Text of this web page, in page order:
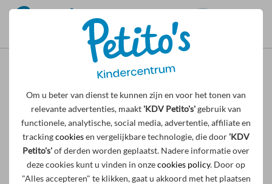
Om u beter van dienst te kunnen zijn en voor het tonen van
relevante advertenties, maakt 'KDV Petito's'gebruik van
functionele, analytische, social media, advertentie, affiliate en
trackingcookiesen vergelijkbare technologie, die door 'KDV
Petito's'of derden worden geplaatst. Nadere informatie over
deze cookies kunt u vinden in onzecookies policy. Door op
"Alles accepteren" te klikken, gaat u akkoord met het plaatsen
Privacy verklaring
Kindercentrum Petito's respecteert de privacy van alle
gebruikers van haar website en draagt er zorg voor dat de
persoonlijke informatie die u ons verschaft altijd
vertrouwelijk wordt behandeld. Wij gebruiken uw gegevens
alleen om aan de diensten, waar u om gevraagd heeft, te
kunnen voldoen.